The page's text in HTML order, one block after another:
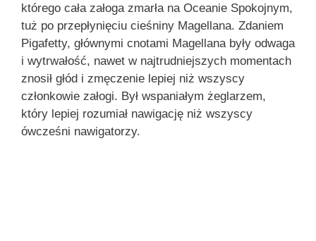
którego cała załoga zmarła na Oceanie Spokojnym,
tuż po przepłynięciu cieśniny Magellana. Zdaniem
Pigafetty, głównymi cnotami Magellana były odwaga
i wytrwałość, nawet w najtrudniejszych momentach
znosił głód i zmęczenie lepiej niż wszyscy
członkowie załogi. Był wspaniałym żeglarzem,
który lepiej rozumiał nawigację niż wszyscy
ówcześni nawigatorzy.